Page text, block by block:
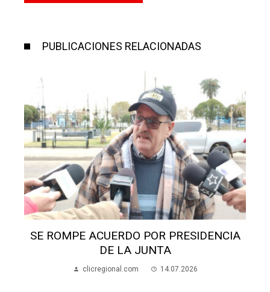
PUBLICACIONES RELACIONADAS
SORAVILLA SOSTIENE QUE DEBEN
CUMPLIR ACUERDO
clicregional.com 14.07.2026